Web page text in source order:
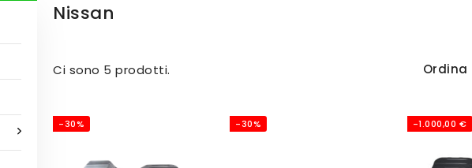
Nissan
Ci sono 5 prodotti. Ordina
-30% -30% -1.000,00 €